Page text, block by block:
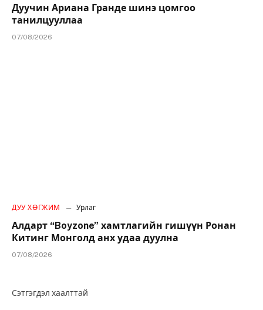
Дуучин Ариана Гранде шинэ цомгоо
танилцууллаа
07/08/2026
ДУУ ХӨГЖИМ Урлаг
Алдарт “Boyzone” хамтлагийн гишүүн Ронан
Китинг Монголд анх удаа дуулна
07/08/2026
Сэтгэгдэл хаалттай